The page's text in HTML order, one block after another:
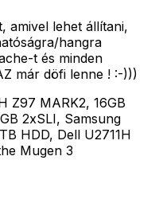
amivel lehet állítani,
hangra
t és minden
már döfi lenne ! :-)))
Z97 MARK2, 16GB
2xSLI, Samsung
HDD, Dell U2711H
Mugen 3